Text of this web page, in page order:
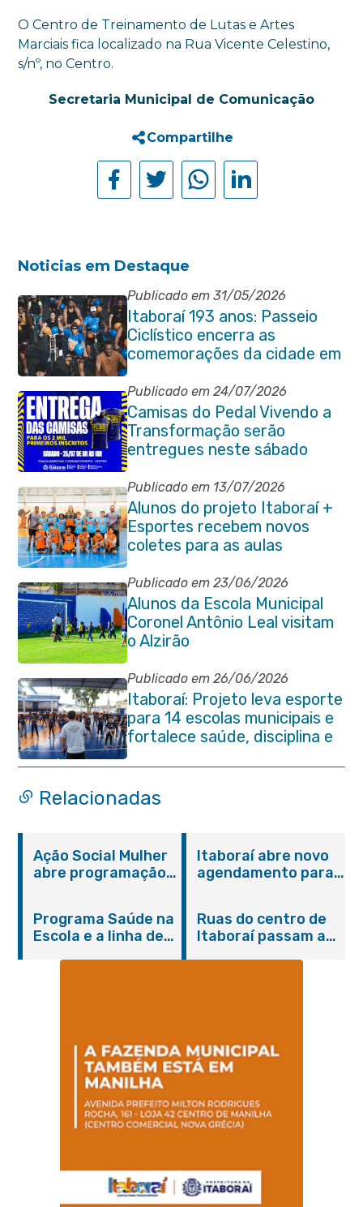
O Centro de Treinamento de Lutas e Artes
Marciais fica localizado na Rua Vicente Celestino,
s/nº, no Centro.
Secretaria Municipal de Comunicação
Compartilhe
Noticias em Destaque
Publicado em 31/05/2026
Itaboraí 193 anos: Passeio
Ciclístico encerra as
comemorações da cidade em
grande estilo
Publicado em 24/07/2026
Camisas do Pedal Vivendo a
Transformação serão
entregues neste sábado
(25/07)
Publicado em 13/07/2026
Alunos do projeto Itaboraí +
Esportes recebem novos
coletes para as aulas
Publicado em 23/06/2026
Alunos da Escola Municipal
Coronel Antônio Leal visitam
o Alzirão
Publicado em 26/06/2026
Itaboraí: Projeto leva esporte
para 14 escolas municipais e
fortalece saúde, disciplina e
aprendizado
Relacionadas
Ação Social Mulher
abre programação
serviços gratuitos e
orientações
Itaboraí abre novo
agendamento para
Programa Saúde na
Escola e a linha de
Magalhães Seabra
Ruas do centro de
Itaboraí passam a